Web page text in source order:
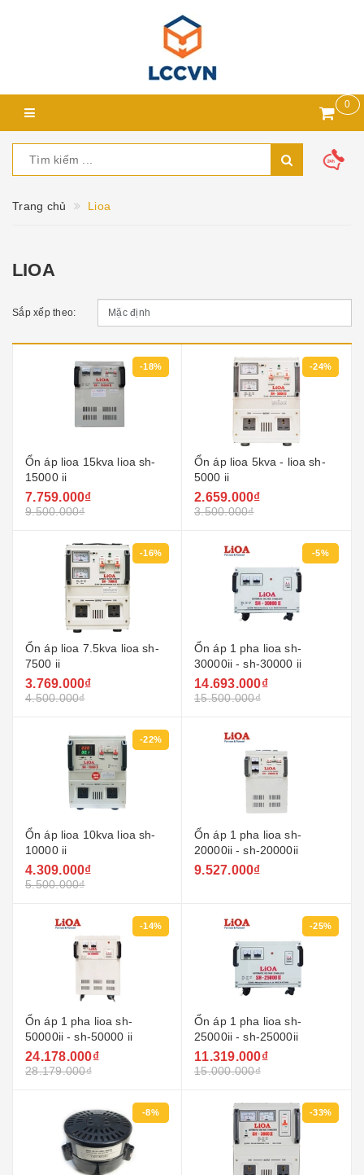
0
Trang chủ Lioa
LIOA
Sắp xếp theo:
-18%
Ổn áp lioa 15kva lioa sh-
15000 ii
7.759.000₫
9.500.000₫
-24%
Ổn áp lioa 5kva - lioa sh-
5000 ii
2.659.000₫
3.500.000₫
-16%
Ổn áp lioa 7.5kva lioa sh-
7500 ii
3.769.000₫
4.500.000₫
-5%
Ổn áp 1 pha lioa sh-
30000ii - sh-30000 ii
14.693.000₫
15.500.000₫
-22%
Ổn áp lioa 10kva lioa sh-
10000 ii
4.309.000₫
5.500.000₫
Ổn áp 1 pha lioa sh-
20000ii - sh-20000ii
9.527.000₫
-14%
Ổn áp 1 pha lioa sh-
50000ii - sh-50000 ii
24.178.000₫
28.179.000₫
-25%
Ổn áp 1 pha lioa sh-
25000ii - sh-25000ii
11.319.000₫
15.000.000₫
-8% -33%